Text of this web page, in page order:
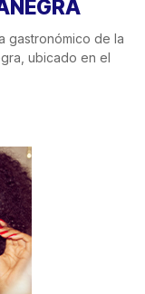
gastronómico de la
ubicado en el